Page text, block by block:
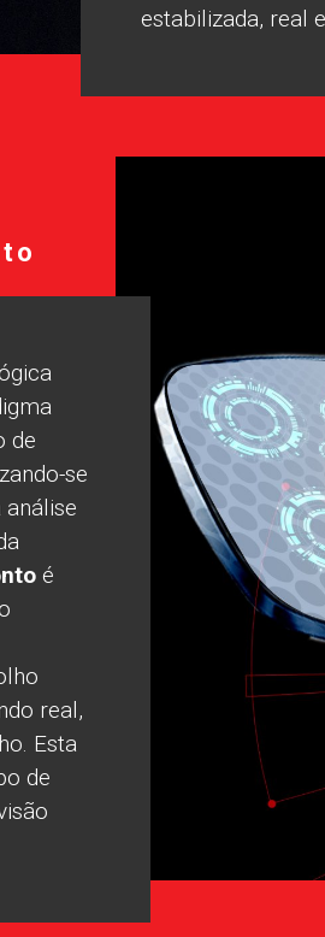
estabilizada, real
de
se
é
real,
Esta
de